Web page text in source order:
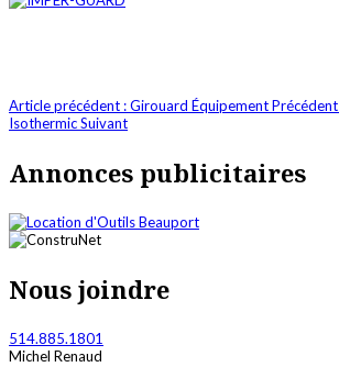
Article précédent : Girouard ÉquipementPrécédent
IsothermicSuivant
Annonces publicitaires
Nous joindre
514.885.1801
Michel Renaud